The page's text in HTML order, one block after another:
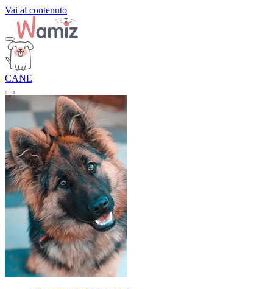
Vai al contenuto
CANE